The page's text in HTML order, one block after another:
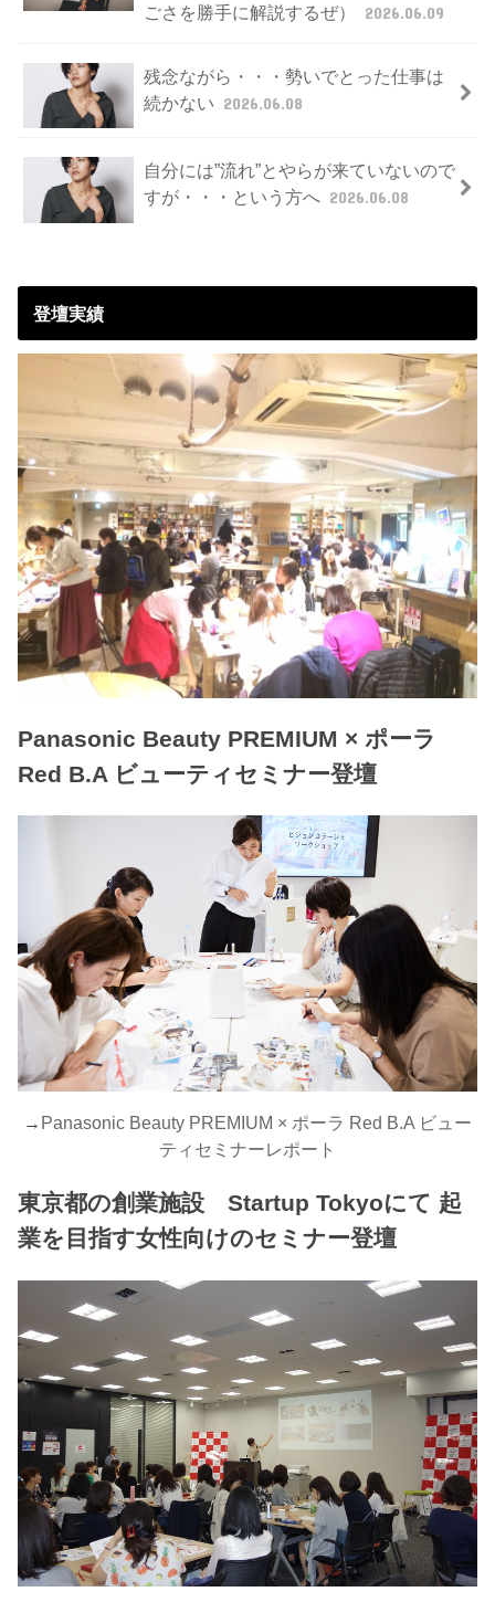
ごさを勝手に解説するぜ）
2026.06.09
残念ながら・・・勢いでとった仕事は
続かない 2026.06.08
自分には”流れ”とやらが来ていないので
すが・・・という方へ 2026.06.08
登壇実績
Panasonic Beauty PREMIUM × ポーラ
Red B.A ビューティセミナー登壇
→ Panasonic Beauty PREMIUM × ポーラ Red B.A ビュー
ティセミナーレポート
東京都の創業施設 Startup Tokyoにて 起
業を目指す女性向けのセミナー登壇